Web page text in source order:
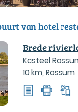
van hotel
Brede
Kasteel
10 km, Rossum